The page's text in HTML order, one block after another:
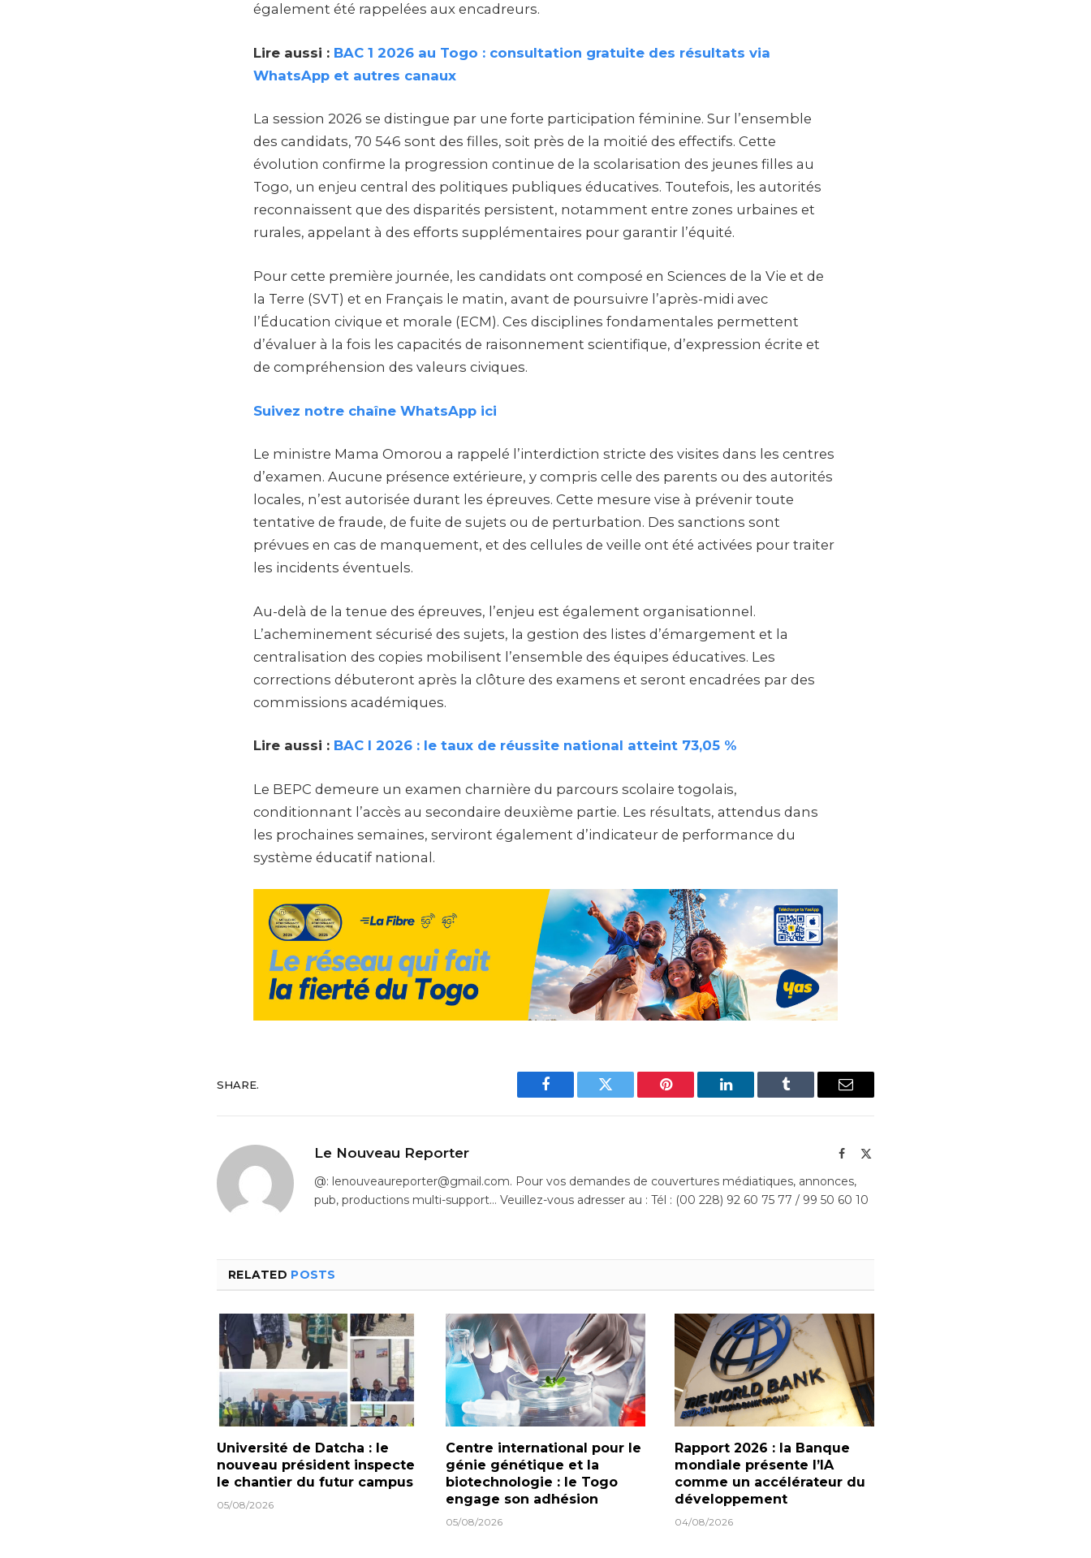
également été rappelées aux encadreurs.
Lire aussi : BAC 1 2026 au Togo : consultation gratuite des résultats via
WhatsApp et autres canaux
La session 2026 se distingue par une forte participation féminine. Sur l’ensemble
des candidats, 70 546 sont des filles, soit près de la moitié des effectifs. Cette
évolution confirme la progression continue de la scolarisation des jeunes filles au
Togo, un enjeu central des politiques publiques éducatives. Toutefois, les autorités
reconnaissent que des disparités persistent, notamment entre zones urbaines et
rurales, appelant à des efforts supplémentaires pour garantir l’équité.
Pour cette première journée, les candidats ont composé en Sciences de la Vie et de
la Terre (SVT) et en Français le matin, avant de poursuivre l’après-midi avec
l’Éducation civique et morale (ECM). Ces disciplines fondamentales permettent
d’évaluer à la fois les capacités de raisonnement scientifique, d’expression écrite et
de compréhension des valeurs civiques.
Suivez notre chaîne WhatsApp ici
Le ministre Mama Omorou a rappelé l’interdiction stricte des visites dans les centres
d’examen. Aucune présence extérieure, y compris celle des parents ou des autorités
locales, n’est autorisée durant les épreuves. Cette mesure vise à prévenir toute
tentative de fraude, de fuite de sujets ou de perturbation. Des sanctions sont
prévues en cas de manquement, et des cellules de veille ont été activées pour traiter
les incidents éventuels.
Au-delà de la tenue des épreuves, l’enjeu est également organisationnel.
L’acheminement sécurisé des sujets, la gestion des listes d’émargement et la
centralisation des copies mobilisent l’ensemble des équipes éducatives. Les
corrections débuteront après la clôture des examens et seront encadrées par des
commissions académiques.
Lire aussi : BAC I 2026 : le taux de réussite national atteint 73,05 %
Le BEPC demeure un examen charnière du parcours scolaire togolais,
conditionnant l’accès au secondaire deuxième partie. Les résultats, attendus dans
les prochaines semaines, serviront également d’indicateur de performance du
système éducatif national.
SHARE.
Facebook Twitter Pinterest LinkedIn Tumblr Email
Le Nouveau Reporter Facebook
@: lenouveaureporter@gmail.com. Pour vos demandes de couvertures médiatiques, annonces,
pub, productions multi-support… Veuillez-vous adresser au : Tél : (00 228) 92 60 75 77 / 99 50 60 10
RELATED POSTS
Université de Datcha : le
nouveau président inspecte
le chantier du futur campus
05/08/2026
Centre international pour le
génie génétique et la
biotechnologie : le Togo
engage son adhésion
05/08/2026
Rapport 2026 : la Banque
mondiale présente l’IA
comme un accélérateur du
développement
04/08/2026